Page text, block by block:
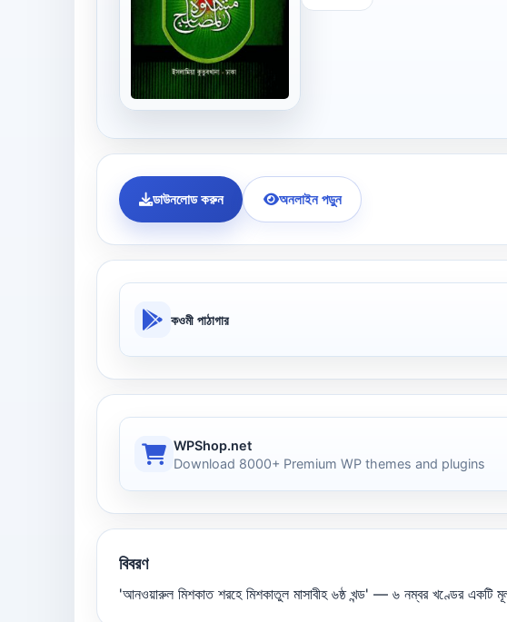
ডাউনলোড করুন অনলাইন পড়ুন
কওমী পাঠাগার
WPShop.net
Download 8000+ Premium WP themes and plugins
বিবরণ
'আনওয়ারুল মিশকাত শরহে মিশকাতুল মাসাবীহ ৬ষ্ঠ খন্ড' — ৬ নম্বর খণ্ডের একটি